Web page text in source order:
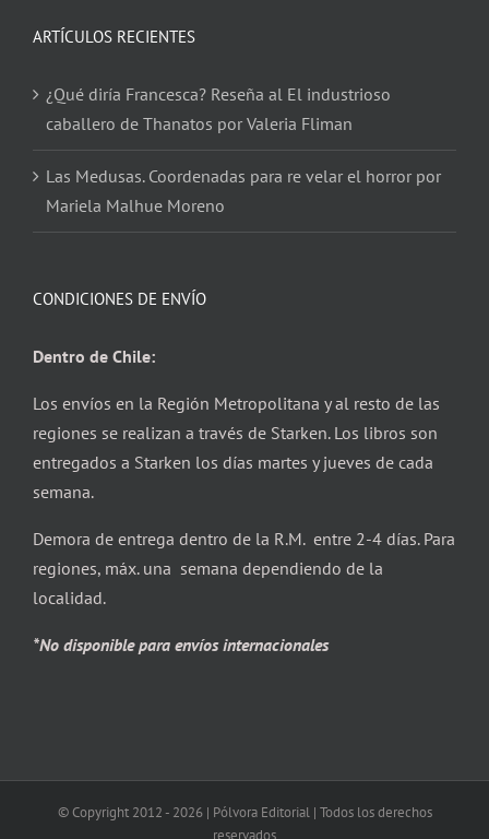
ARTÍCULOS RECIENTES
¿Qué diría Francesca? Reseña al El industrioso
caballero de Thanatos por Valeria Fliman
Las Medusas. Coordenadas para re velar el horror por
Mariela Malhue Moreno
CONDICIONES DE ENVÍO
Dentro de Chile:
Los envíos en la Región Metropolitana y al resto de las
regiones se realizan a través de Starken. Los libros son
entregados a Starken los días martes y jueves de cada
semana.
Demora de entrega dentro de la R.M. entre 2-4 días. Para
regiones, máx. una semana dependiendo de la
localidad.
*No disponible para envíos internacionales
© Copyright 2012 - 2026 | Pólvora Editorial | Todos los derechos
reservados